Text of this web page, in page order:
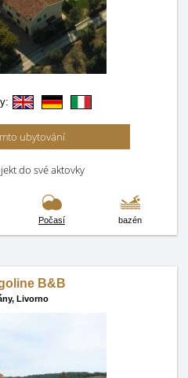
ubytování
do své aktovky
Počasí bazén
B&B
Livorno